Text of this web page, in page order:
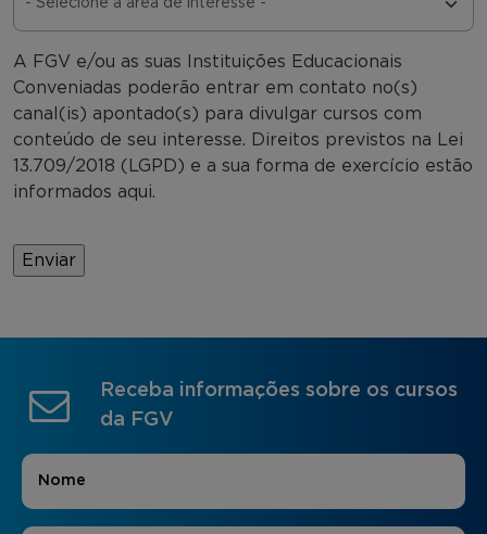
A FGV e/ou as suas Instituições Educacionais
Conveniadas poderão entrar em contato no(s)
canal(is) apontado(s) para divulgar cursos com
conteúdo de seu interesse. Direitos previstos na Lei
13.709/2018 (LGPD) e a sua forma de exercício estão
informados aqui.
Receba informações sobre os cursos
da FGV
Nome